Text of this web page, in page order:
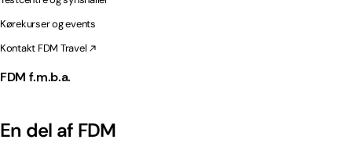
Kørekurser og events
Kontakt FDM Travel
FDM f.m.b.a.
En del af FDM